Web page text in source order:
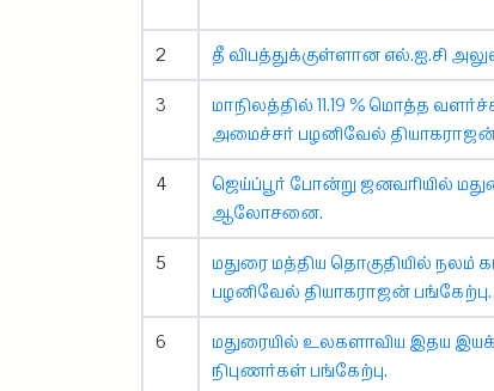
2 தீ விபத்துக்குள்ளான எல்.ஐ.சி
3
மாநிலத்தில் 11.19 % மொத்த
அமைச்சர் பழனிவேல்
4
ஜெய்ப்பூர் போன்று ஜனவரியில்
ஆலோசனை.
5
மதுரை மத்திய தொகுதியில் நலம்
பழனிவேல் தியாகராஜன் பங்கேற்பு.
6
மதுரையில் உலகளாவிய இதய இயக்க
நிபுணர்கள் பங்கேற்பு.